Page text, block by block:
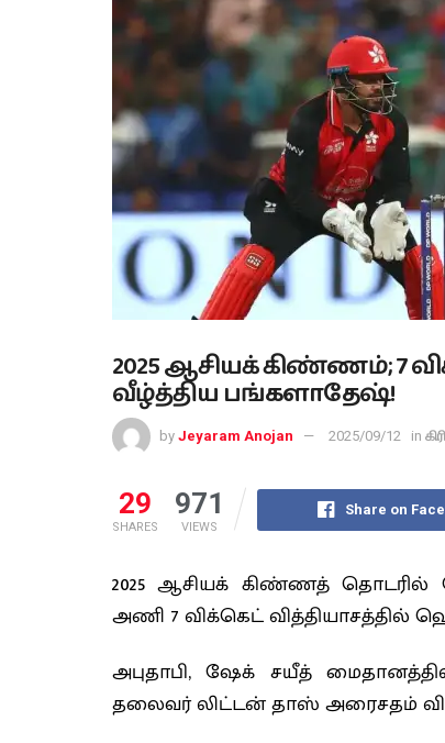
2025 ஆசியக் கிண்ணம்; 7
வீழ்த்திய பங்களாதேஷ்!
by Jeyaram Anojan 2025/09/12 in
29
SHARES
971
VIEWS
Share on
2025 ஆசியக் கிண்ணத் தொடரில்
அணி 7 விக்கெட்
அபுதாபி, ஷேக் சயீத்
தலைவர் லிட்டன் தாஸ் அரைசதம்